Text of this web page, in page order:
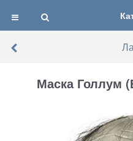
Маска Голлум